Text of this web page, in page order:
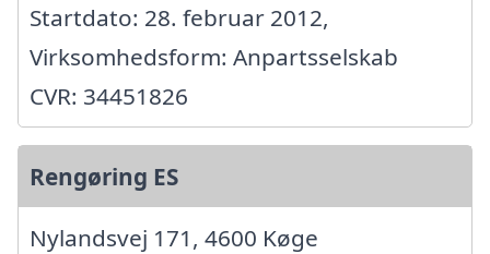
Startdato: 28. februar 2012,
Virksomhedsform: Anpartsselskab
CVR: 34451826
Rengøring ES
Nylandsvej 171, 4600 Køge